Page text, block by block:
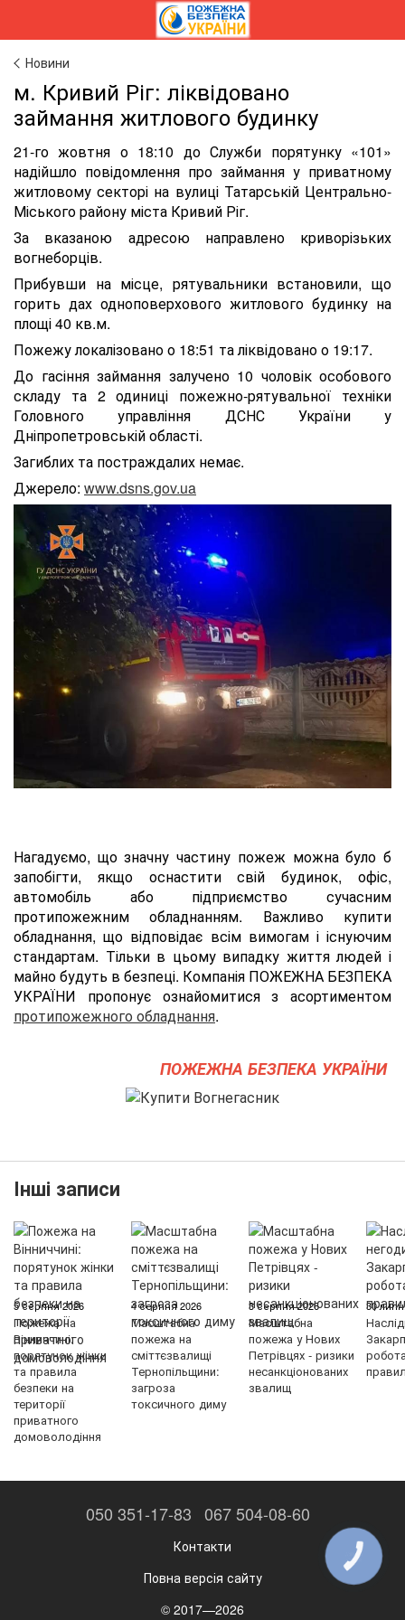
Новини
м. Кривий Ріг: ліквідовано
займання житлового будинку
21-го жовтня о 18:10 до Служби порятунку «101»
надійшло повідомлення про займання у приватному
житловому секторі на вулиці Татарській Центрально-
Міського району міста Кривий Ріг.
За вказаною адресою направлено криворізьких
вогнеборців.
Прибувши на місце, рятувальники встановили, що
горить дах одноповерхового житлового будинку на
площі 40 кв.м.
Пожежу локалізовано о 18:51 та ліквідовано о 19:17.
До гасіння займання залучено 10 чоловік особового
складу та 2 одиниці пожежно-рятувальної техніки
Головного управління ДСНС України у
Дніпропетровській області.
Загиблих та постраждалих немає.
Джерело: www.dsns.gov.ua
Нагадуємо, що значну частину пожеж можна було б
запобігти, якщо оснастити свій будинок, офіс,
автомобіль або підприємство сучасним
протипожежним обладнанням. Важливо купити
обладнання, що відповідає всім вимогам і існуючим
стандартам. Тільки в цьому випадку життя людей і
майно будуть в безпеці. Компанія ПОЖЕЖНА БЕЗПЕКА
УКРАЇНИ пропонує ознайомитися з асортиментом
протипожежного обладнання.
ПОЖЕЖНА БЕЗПЕКА УКРАЇНИ
Інші записи
5 серпня 2026
Пожежа на
Вінниччині:
порятунок жінки
та правила
безпеки на
території
приватного
домоволодіння
4 серпня 2026
Масштабна
пожежа на
сміттєзвалищі
Тернопільщини:
загроза
токсичного диму
3 серпня 2026
Масштабна
пожежа у Нових
Петрівцях - ризики
несанкціонованих
звалищ
30
050 351-17-83 067 504-08-60
Контакти
Повна версія сайту
© 2017—2026
КНОПКА
ЗВ'ЯЗКУ